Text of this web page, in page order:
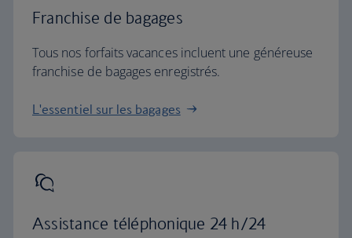
Franchise de bagages
Tous nos forfaits vacances incluent une généreuse
franchise de bagages enregistrés.
L'essentiel sur les bagages
Assistance téléphonique 24 h/24